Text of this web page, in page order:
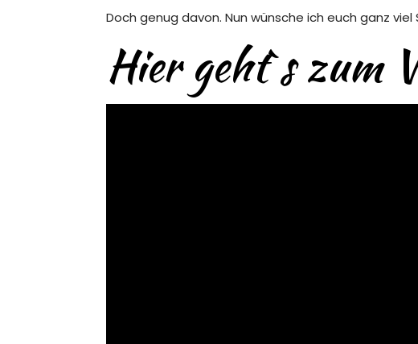
Doch genug davon. Nun wünsche ich euch ganz
Hier geht`s zum